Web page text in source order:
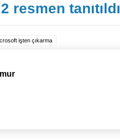
resmen tanıtıldı
işten çıkarma